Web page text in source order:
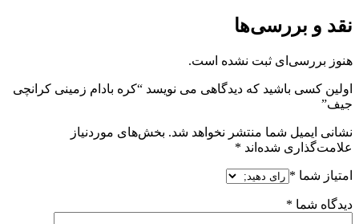
نقد و بررسی‌ها
هنوز بررسی‌ای ثبت نشده است.
اولین کسی باشید که دیدگاهی می نویسد “کره بادام زمینی کرانچی
جیف”
نشانی ایمیل شما منتشر نخواهد شد. بخش‌های موردنیاز
علامت‌گذاری شده‌اند *
امتیاز شما *
دیدگاه شما *